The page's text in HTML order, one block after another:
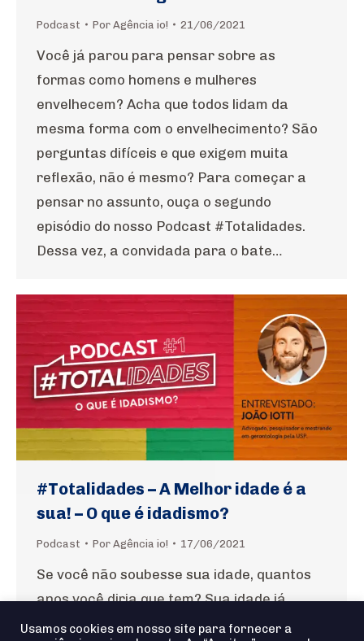
Podcast Por Agência io! 21/06/2021
Você já parou para pensar sobre as
formas como homens e mulheres
envelhecem? Acha que todos lidam da
mesma forma com o envelhecimento? São
perguntas difíceis e que exigem muita
reflexão, não é mesmo? Para começar a
pensar no assunto, ouça o segundo
episódio do nosso Podcast #Totalidades.
Dessa vez, a convidada para o bate…
#Totalidades – A Melhor idade é a
sua! – O que é idadismo?
Podcast Por Agência io! 17/06/2021
Se você não soubesse sua idade, quantos
anos você diria que tem? Sua idade já
influenciou grandes decisões da sua vida?
Usamos cookies em nosso site para fornecer a